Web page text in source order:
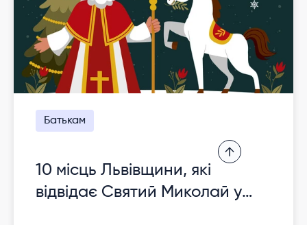
Батькам
10 місць Львівщини, які
відвідає Святий Миколай у